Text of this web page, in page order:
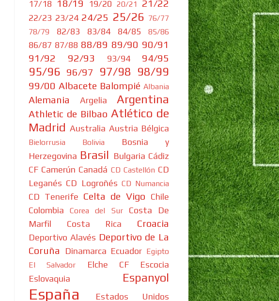
17/18 18/19 19/20 20/21 21/22
22/23 23/24 24/25 25/26 76/77
78/79
82/83 83/84 84/85 85/86
86/87 87/88 88/89 89/90 90/91
91/92
92/93 93/94 94/95
95/96 96/97 97/98 98/99
99/00 Albacete Balompié Albania
Alemania Argelia Argentina
Athletic de Bilbao Atlético de
Madrid Australia Austria Bélgica
Bielorrusia Bolivia
Bosnia y
Herzegovina Brasil Bulgaria Cádiz
CF Camerún Canadá CD Castellón CD
Leganés CD Logroñés CD Numancia
CD Tenerife Celta de Vigo
Chile
Colombia
Corea del Sur
Costa De
Marfil
Costa Rica Croacia
Deportivo Alavés Deportivo de La
Coruña
Dinamarca Ecuador Egipto
El Salvador
Elche CF
Escocia
Eslovaquia
Espanyol
España Estados Unidos